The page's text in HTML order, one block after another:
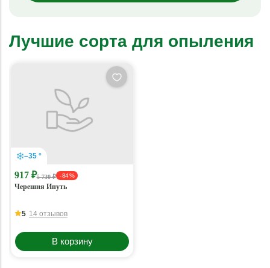
Лучшие сорта для опыления
–35 °
917 ₽5 730 ₽ - 84 %
Черешня Ипуть
5 14 отзывов
В корзину